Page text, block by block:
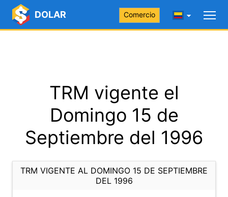
DOLAR Comercio
TRM vigente el
Domingo 15 de
Septiembre del 1996
TRM VIGENTE AL DOMINGO 15 DE SEPTIEMBRE
DEL 1996